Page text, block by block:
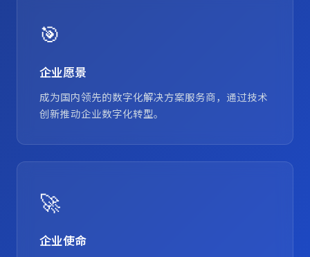
🎯
企业愿景
成为国内领先的数字化解决方案服务商，通过技术
创新推动企业数字化转型。
🚀
企业使命